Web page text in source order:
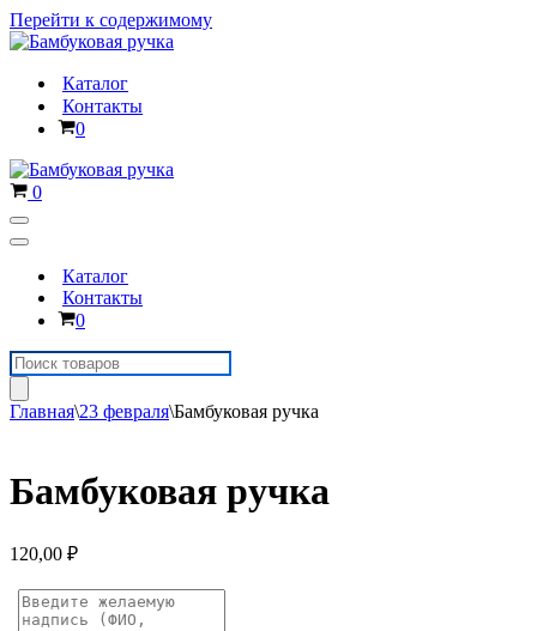
Перейти к содержимому
Каталог
Контакты
Корзина
0
Корзина
0
Меню
навигации
Меню
навигацииКаталог
Контакты
Корзина
0
Поиск
товаров
Главная\23 февраля\Бамбуковая ручка
Бамбуковая ручка
120,00 ₽